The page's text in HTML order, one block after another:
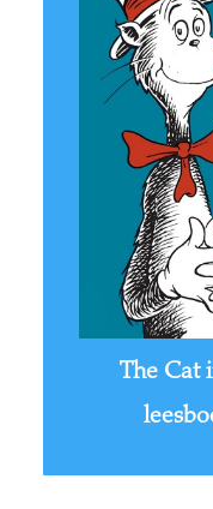
The Cat